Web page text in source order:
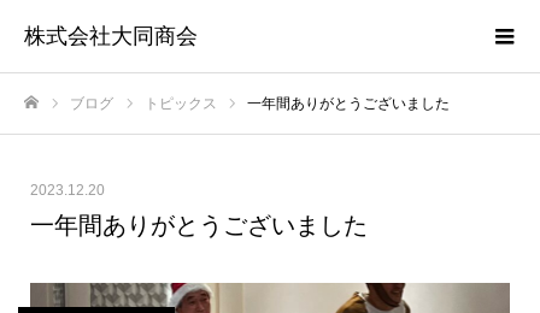
株式会社大同商会
ブログ トピックス 一年間ありがとうございました
2023.12.20
一年間ありがとうございました